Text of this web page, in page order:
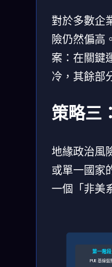
對於多數企
險仍然偏高
案：在關鍵
冷，其餘部
策略三
地緣政治風
或單一國家
一個「非美
第一階段
PUE 基線盤